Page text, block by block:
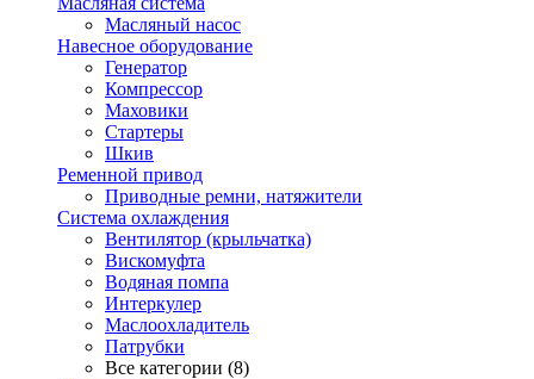
Масляный насос
Навесное оборудование
Генератор
Компрессор
Маховики
Стартеры
Шкив
Ременной привод
Приводные ремни, натяжители
Система охлаждения
Вентилятор (крыльчатка)
Вискомуфта
Водяная помпа
Интеркулер
Маслоохладитель
Патрубки
Все категории (8)